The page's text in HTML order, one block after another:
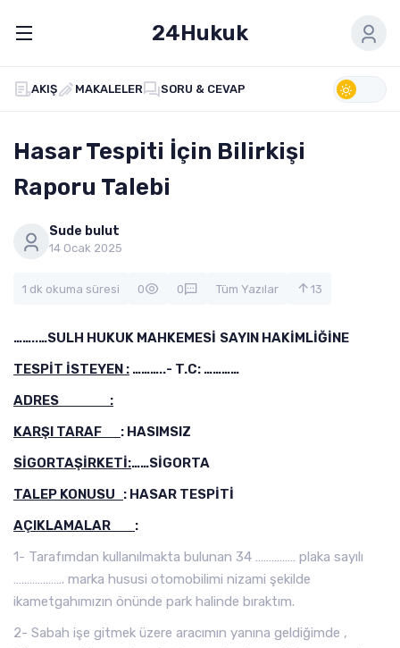
24Hukuk
AKIŞ MAKALELER SORU & CEVAP
Hasar Tespiti İçin Bilirkişi
Raporu Talebi
Sude bulut
14 Ocak 2025
1 dk okuma süresi 0 0 Tüm Yazılar 13
……..…SULH HUKUK MAHKEMESİ SAYIN HAKİMLİĞİNE
TESPİT İSTEYEN : ………..- T.C: …………
ADRES :
KARŞI TARAF : HASIMSIZ
SİGORTAŞİRKETİ:……SİGORTA
TALEP KONUSU : HASAR TESPİTİ
AÇIKLAMALAR :
1- Tarafımdan kullanılmakta bulunan 34 …………… plaka sayılı
………………. marka hususi otomobilimi nizami şekilde
ikametgahımızın önünde park halinde bıraktım.
2- Sabah işe gitmek üzere aracımın yanına geldiğimde ,